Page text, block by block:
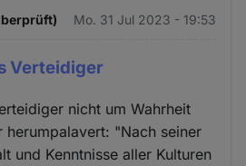
Mo. 31 Jul 2023 - 19:53
Verteidiger
nicht um Wahrheit
herumpalavert: "Nach seiner
und Kenntnisse aller Kulturen